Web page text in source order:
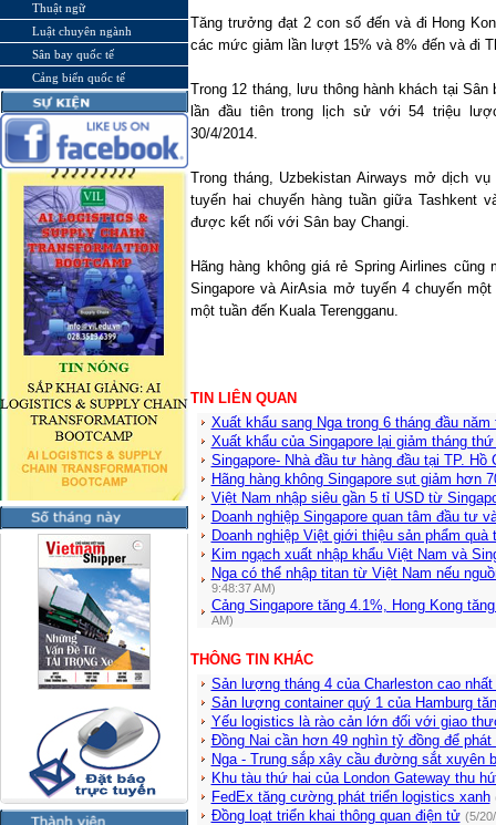
Thuật ngữ
Luật chuyên ngành
Sân bay quốc tế
Cảng biển quốc tế
Tăng trưởng đạt 2 con số đến và đi Hong
các mức giảm lần lượt 15% và 8% đến và đi
Trong 12 tháng, lưu thông hành khách tại
lần đầu tiên trong lịch sử với 54 triệu
30/4/2014.
Trong tháng, Uzbekistan Airways mở dịch
tuyến hai chuyến hàng tuần giữa Tashkent
được kết nối với Sân bay Changi.
Hãng hàng không giá rẻ Spring Airlines
Singapore và AirAsia mở tuyến 4 chuyến
một tuần đến Kuala Terengganu.
TIN LIÊN QUAN
Xuất khẩu sang Nga trong 6 tháng đầu
Xuất khẩu của Singapore lại giảm tháng
Singapore- Nhà đầu tư hàng đầu tại TP. Hồ
Hãng hàng không Singapore sụt giảm hơn
Việt Nam nhập siêu gần 5 tỉ USD từ
Doanh nghiệp Singapore quan tâm đầu tư
Doanh nghiệp Việt giới thiệu sản phẩm
Kim ngạch xuất nhập khẩu Việt Nam và
Nga có thể nhập titan từ Việt Nam nếu
9:48:37 AM)
Cảng Singapore tăng 4.1%, Hong Kong
AM)
THÔNG TIN KHÁC
Sản lượng tháng 4 của Charleston cao nhất
Sản lượng container quý 1 của Hamburg
Yếu logistics là rào cản lớn đối với giao
Đồng Nai cần hơn 49 nghìn tỷ đồng để
Nga - Trung sắp xây cầu đường sắt xuyên
Khu tàu thứ hai của London Gateway thu
FedEx tăng cường phát triển logistics xanh
Đồng loạt triển khai thông quan điện tử (5/